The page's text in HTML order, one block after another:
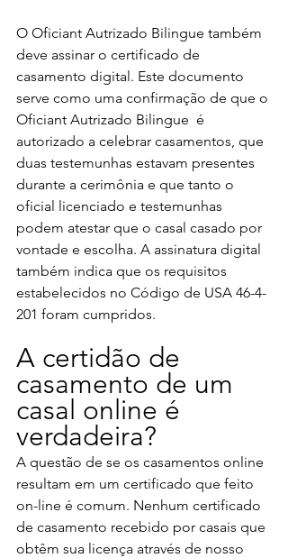
O Oficiant Autrizado Bilingue também
deve assinar o certificado de
casamento digital. Este documento
serve como uma confirmação de que o
Oficiant Autrizado Bilingue  é
autorizado a celebrar casamentos, que
duas testemunhas estavam presentes
durante a cerimônia e que tanto o
oficial licenciado e testemunhas
podem atestar que o casal casado por
vontade e escolha. A assinatura digital
também indica que os requisitos
estabelecidos no Código de USA 46-4-
201 foram cumpridos.
A certidão de
casamento de um
casal online é
verdadeira?
A questão de se os casamentos online
resultam em um certificado que feito
on-line é comum. Nenhum certificado
de casamento recebido por casais que
obtêm sua licença através de nosso